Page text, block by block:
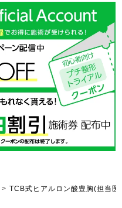
> TCB式ヒアルロン酸豊胸(担当医